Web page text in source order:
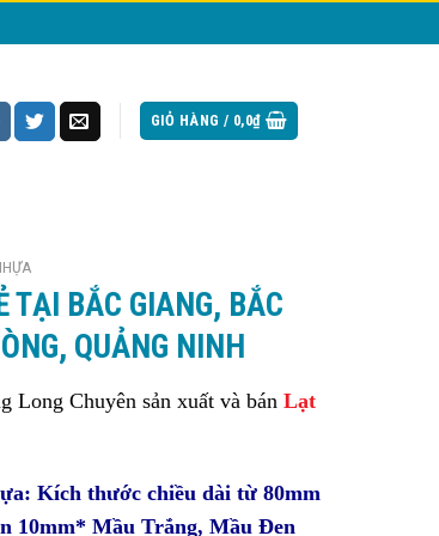
GIỎ HÀNG / 0,0₫
TẠI BẮC GIANG, BẮC
QUẢNG NINH
Chuyên sản xuất và bán Lạt
Kích thước chiều dài từ 80mm
10mm* Mầu Trắng, Mầu Đen